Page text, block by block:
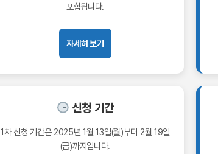
포함됩니다.
자세히 보기
신청 기간
1차 신청 기간은 2025년 1월 13일(월)부터 2월 19일
(금)까지입니다.